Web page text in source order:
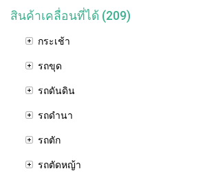
สินค้าเคลื่อนที่ได้ (209)
กระเช้า
รถขุด
รถดันดิน
รถดำนา
รถตัก
รถตัดหญ้า